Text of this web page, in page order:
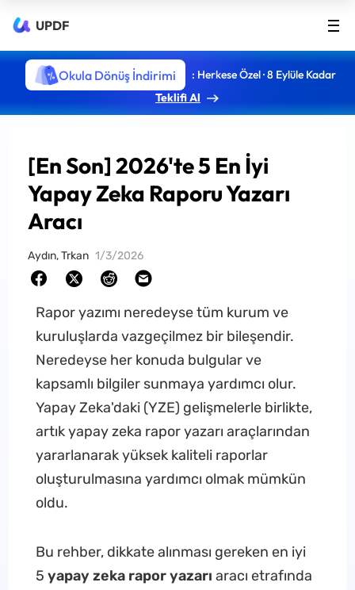
UPDF
Okula Dönüş İndirimi
: Herkese Özel · 8 Eylüle Kadar
Teklifi Al
[En Son] 2026'te 5 En İyi
Yapay Zeka Raporu Yazarı
Aracı
Aydın, Trkan 1/3/2026
Rapor yazımı neredeyse tüm kurum ve
kuruluşlarda vazgeçilmez bir bileşendir.
Neredeyse her konuda bulgular ve
kapsamlı bilgiler sunmaya yardımcı olur.
Yapay Zeka'daki (YZE) gelişmelerle birlikte,
artık yapay zeka rapor yazarı araçlarından
yararlanarak yüksek kaliteli raporlar
oluşturulmasına yardımcı olmak mümkün
oldu.
Bu rehber, dikkate alınması gereken en iyi
5 yapay zeka rapor yazarı aracı etrafında